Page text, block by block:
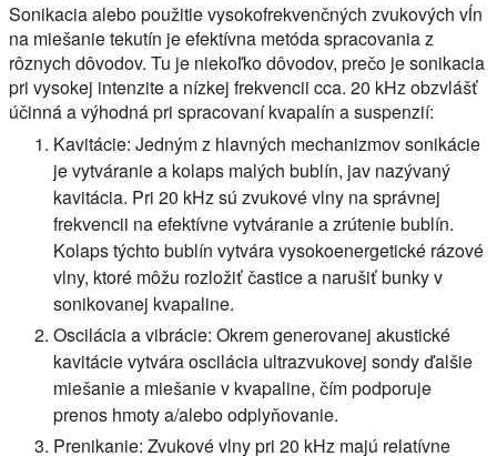
Sonikacia alebo použitie vysokofrekvenčných zvukových vĺn
na miešanie tekutín je efektívna metóda spracovania z
rôznych dôvodov. Tu je niekoľko dôvodov, prečo je sonikacia
pri vysokej intenzite a nízkej frekvencii cca. 20 kHz obzvlášť
účinná a výhodná pri spracovaní kvapalín a suspenzií:
Kavitácie: Jedným z hlavných mechanizmov sonikácie
je vytváranie a kolaps malých bublín, jav nazývaný
kavitácia. Pri 20 kHz sú zvukové vlny na správnej
frekvencii na efektívne vytváranie a zrútenie bublín.
Kolaps týchto bublín vytvára vysokoenergetické rázové
vlny, ktoré môžu rozložiť častice a narušiť bunky v
sonikovanej kvapaline.
Oscilácia a vibrácie: Okrem generovanej akustické
kavitácie vytvára oscilácia ultrazvukovej sondy ďalšie
miešanie a miešanie v kvapaline, čím podporuje
prenos hmoty a/alebo odplyňovanie.
Prenikanie: Zvukové vlny pri 20 kHz majú relatívne